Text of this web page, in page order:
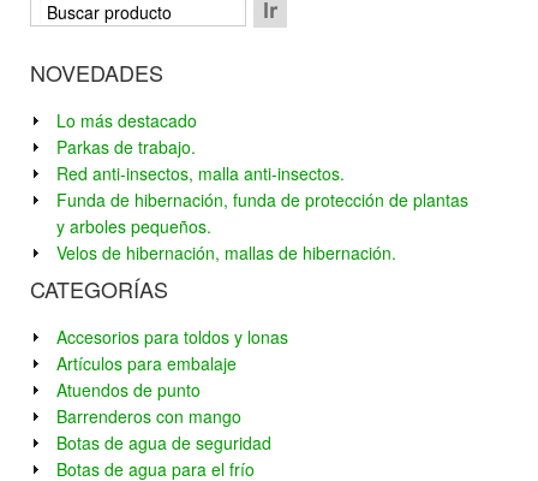
NOVEDADES
Lo más destacado
Parkas de trabajo.
Red anti-insectos, malla anti-insectos.
Funda de hibernación, funda de protección de plantas
y arboles pequeños.
Velos de hibernación, mallas de hibernación.
CATEGORÍAS
Accesorios para toldos y lonas
Artículos para embalaje
Atuendos de punto
Barrenderos con mango
Botas de agua de seguridad
Botas de agua para el frío